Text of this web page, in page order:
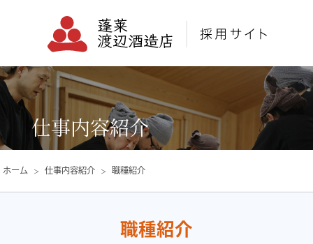
仕事内容紹介
ホーム 仕事内容紹介 職種紹介
職種紹介